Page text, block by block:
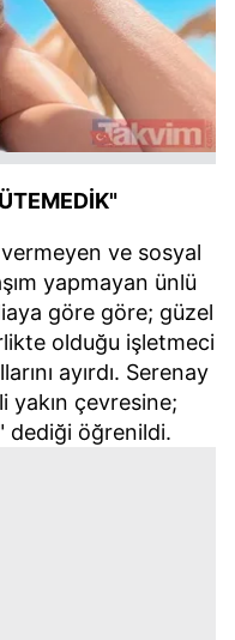
ve sosyal
yapmayan ünlü
göre göre; güzel
olduğu işletmeci
ayırdı. Serenay
yakın çevresine;
dediği öğrenildi.